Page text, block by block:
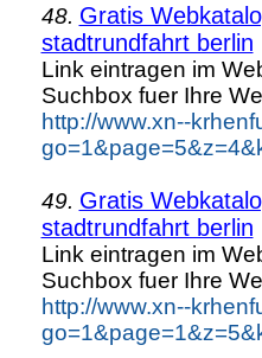
48. Gratis
stadtrundfahrt berlin
Link eintragen im
Suchbox fuer Ihre
http://www.xn--
49. Gratis
stadtrundfahrt berlin
Link eintragen im
Suchbox fuer Ihre
http://www.xn--